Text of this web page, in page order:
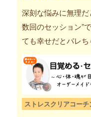
深刻な悩みに無理
数回のセッション”
ても幸せだとバレち
ストレスクリアコーチ